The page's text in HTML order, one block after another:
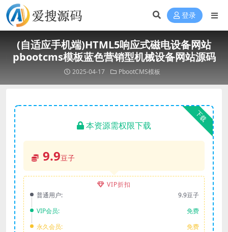
登录
(自适应手机端)HTML5响应式磁电设备网站
pbootcms模板蓝色营销型机械设备网站源码
2025-04-17 PbootCMS模板
下载
本资源需权限下载
9.9豆子
VIP折扣
普通用户:
9.9豆子
VIP会员:
免费
永久会员:
免费